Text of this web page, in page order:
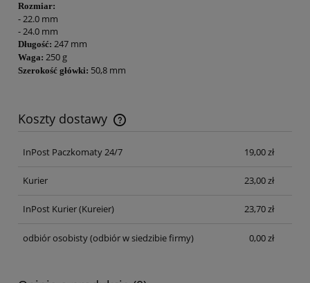
Rozmiar:
- 22.0 mm
- 24.0 mm
Długość: 247 mm
Waga: 250 g
Szerokość główki: 50,8 mm
Koszty dostawy
Cena nie zawiera ewentualnych kosztów płatności
InPost Paczkomaty 24/7
19,00 zł
Kurier 23,00 zł
InPost Kurier(Kureier) 23,70 zł
odbiór osobisty(odbiór w siedzibie firmy) 0,00 zł